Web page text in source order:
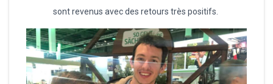
sont revenus avec des retours très positifs.